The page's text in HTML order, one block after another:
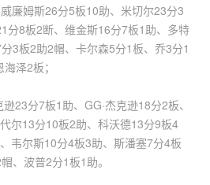
姆斯26分5板10助、米切尔23分3
分8板2断、维金斯16分7板1助、多特
3板2助2帽、卡尔森5分1板、乔3分1
泽2板；
分7板1助、GG·杰克逊18分2板、
尔13分10板2助、科沃德13分9板4
韦尔斯10分4板3助、斯潘塞7分4板
、波普2分1板1助。